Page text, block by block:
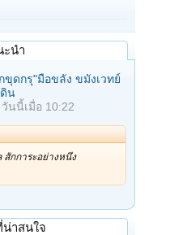
ะนำ
ขุดกรุ"มือขลัง ขมังเวทย์
น
วันนี้เมื่อ 10:22
สักการะอย่างหนึ่ง
น่าสนใจ